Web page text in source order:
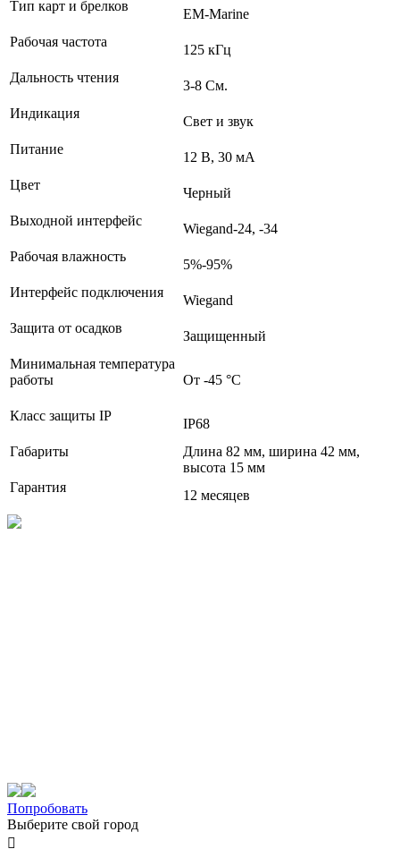
Тип карт и брелков
EM-Marine
Рабочая частота
125 кГц
Дальность чтения
3-8 См.
Индикация
Свет и звук
Питание
12 В, 30 мА
Цвет
Черный
Выходной интерфейс
Wiegand-24, -34
Рабочая влажность
5%-95%
Интерфейс подключения
Wiegand
Защита от осадков
Защищенный
Минимальная температура
работы
От -45 °С
Класс защиты IP
IP68
Габариты
Длина 82 мм, ширина 42 мм,
высота 15 мм
Гарантия
12 месяцев
Попробовать
Выберите свой город
